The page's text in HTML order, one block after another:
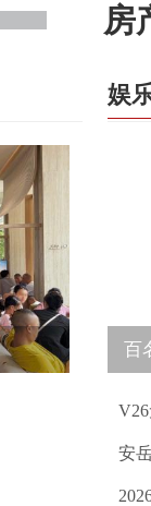
房
娱
百
安